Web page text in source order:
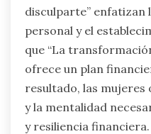
disculparte” enfatizan
personal y el
que “La
ofrece un plan
resultado, las mujeres
y la mentalidad
y resiliencia financiera.